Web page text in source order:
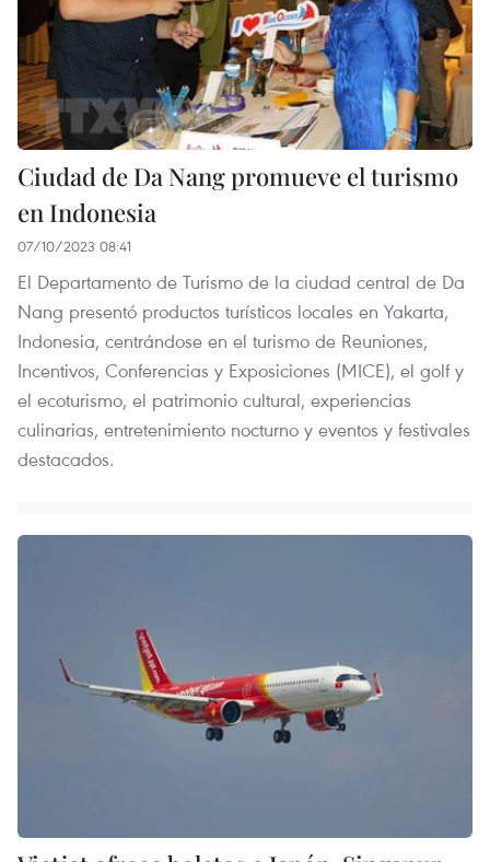
Ciudad de Da Nang promueve el turismo
en Indonesia
07/10/2023 08:41
El Departamento de Turismo de la ciudad central de Da
Nang presentó productos turísticos locales en Yakarta,
Indonesia, centrándose en el turismo de Reuniones,
Incentivos, Conferencias y Exposiciones (MICE), el golf y
el ecoturismo, el patrimonio cultural, experiencias
culinarias, entretenimiento nocturno y eventos y festivales
destacados.